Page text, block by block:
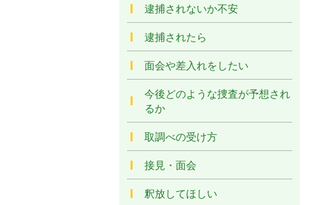
逮捕されないか不安
逮捕されたら
面会や差入れをしたい
今後どのような捜査が予想され
るか
取調べの受け方
接見・面会
釈放してほしい